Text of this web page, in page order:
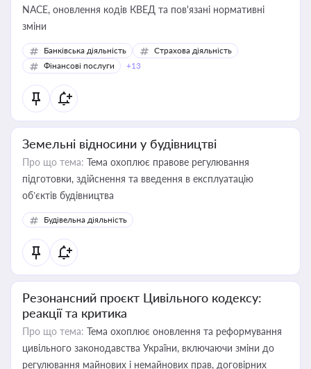
NACE, оновлення кодів КВЕД та пов'язані нормативні
зміни
Банківська діяльність
Страхова діяльність
Фінансові послуги
+13
Земельні відносини у будівництві
Про що тема: Тема охоплює правове регулювання
підготовки, здійснення та введення в експлуатацію
об’єктів будівництва
Будівельна діяльність
Резонансний проєкт Цивільного кодексу:
реакції та критика
Про що тема: Тема охоплює оновлення та реформування
цивільного законодавства України, включаючи зміни до
регулювання майнових і немайнових прав, договірних